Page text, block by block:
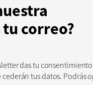
correo?
das tu
cederán tus datos.